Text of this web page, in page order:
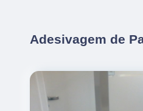
Adesivagem de